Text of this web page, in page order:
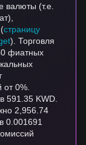
валюты (т.е.
страницу
). Торговля
фиатных
0%.
591.35 KWD.
2,956.74